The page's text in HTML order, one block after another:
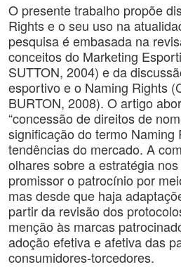
O presente trabalho propõe
Rights e o seu uso na
pesquisa é embasada na
conceitos do Marketing
SUTTON, 2004) e da
esportivo e o Naming Rights
BURTON, 2008). O artigo
“concessão de direitos de
significação do termo Naming
tendências do mercado. A
olhares sobre a estratégia
promissor o patrocínio por
mas desde que haja
partir da revisão dos
menção às marcas
adoção efetiva e afetiva das
consumidores-torcedores.